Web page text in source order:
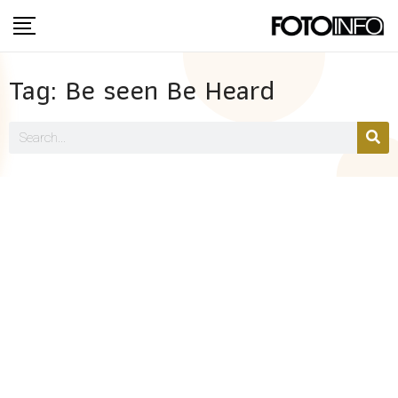
Tag: Be seen Be Heard